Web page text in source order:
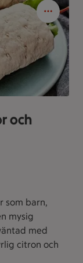
och
som barn,
mysig
med
citron och